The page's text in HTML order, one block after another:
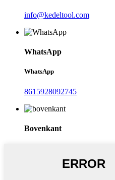
info@kedeltool.com
WhatsApp
WhatsApp
8615928092745
Bovenkant